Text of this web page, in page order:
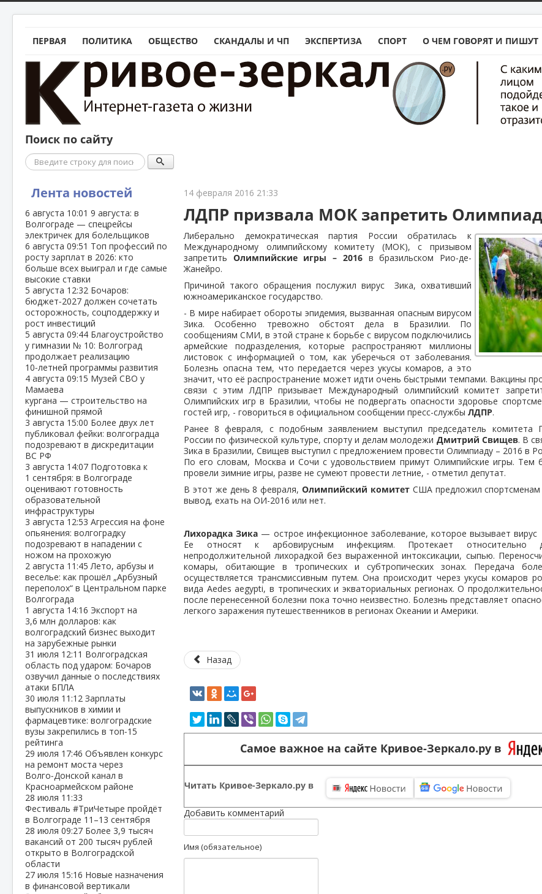
ПЕРВАЯ ПОЛИТИКА ОБЩЕСТВО СКАНДАЛЫ И ЧП ЭКСПЕРТИЗА СПОРТ О ЧЕМ ГОВОРЯТ И ПИШУТ
Поиск по сайту
Поиск
Лента новостей
6 августа 10:01 9 августа: в
Волгограде — спецрейсы
электричек для болельщиков
6 августа 09:51 Топ профессий по
росту зарплат в 2026: кто
больше всех выиграл и где самые
высокие ставки
5 августа 12:32 Бочаров:
бюджет‑2027 должен сочетать
осторожность, соцподдержку и
рост инвестиций
5 августа 09:44 Благоустройство
у гимназии № 10: Волгоград
продолжает реализацию
10‑летней программы развития
4 августа 09:15 Музей СВО у
Мамаева
кургана — строительство на
финишной прямой
3 августа 15:00 Более двух лет
публиковал фейки: волгоградца
подозревают в дискредитации
ВС РФ
3 августа 14:07 Подготовка к
1 сентября: в Волгограде
оценивают готовность
образовательной
инфраструктуры
3 августа 12:53 Агрессия на фоне
опьянения: волгоградку
подозревают в нападении с
ножом на прохожую
2 августа 11:45Лето, арбузы и
веселье: как прошёл „Арбузный
переполох“ в Центральном парке
Волгограда
1 августа 14:16 Экспорт на
3,6 млн долларов: как
волгоградский бизнес выходит
на зарубежные рынки
31 июля 12:11 Волгоградская
область под ударом: Бочаров
озвучил данные о последствиях
атаки БПЛА
30 июля 11:12 Зарплаты
выпускников в химии и
фармацевтике: волгоградские
вузы закрепились в топ‑15
рейтинга
29 июля 17:46 Объявлен конкурс
на ремонт моста через
Волго‑Донской канал в
Красноармейском районе
28 июля 11:33
Фестиваль #ТриЧетыре пройдёт
в Волгограде 11–13 сентября
28 июля 09:27 Более 3,9 тысяч
вакансий от 200 тысяч рублей
открыто в Волгоградской
области
27 июля 15:16 Новые назначения
в финансовой вертикали
14 февраля 2016 21:33
ЛДПР призвала МОК запретить
Либерально демократическая партия России обратилась к
Международному олимпийскому комитету (МОК), с призывом
запретить Олимпийские игры – 2016в бразильском Рио-де-
Жанейро.
Причиной такого обращения послужил вирус Зика, охвативший
южноамериканское государство.
- В мире набирает обороты эпидемия, вызванная опасным вирусом
Зика. Особенно тревожно обстоят дела в Бразилии. По
сообщениям СМИ, в этой стране к борьбе с вирусом подключились
армейские подразделения, которые распространяют миллионы
листовок с информацией о том, как уберечься от заболевания.
Болезнь опасна тем, что передается через укусы комаров, а это
значит, что её распространение может идти очень быстрыми темпами. Вакцины
связи с этим ЛДПР призывает Международный олимпийский комитет
Олимпийских игр в Бразилии, чтобы не подвергать опасности здоровье
гостей игр, - говориться в официальном сообщении пресс-службыЛДПР.
Ранее 8 февраля, с подобным заявлением выступил председатель комитета
России по физической культуре, спорту и делам молодежи Дмитрий Свищев. В
Зика в Бразилии, Свищев выступил с предложением провести Олимпиаду – 2016 в
По его словам, Москва и Сочи с удовольствием примут Олимпийские игры. Тем
провели зимние игры, разве не сумеют провести летние, - отметил депутат.
В этот же день 8 февраля,Олимпийский комитетСША предложил спортсменам
вывод, ехать на ОИ-2016 или нет.
Лихорадка Зика — острое инфекционное заболевание, которое вызывает вирус
Ее относят к арбовирусным инфекциям. Протекает относительно
непродолжительной лихорадкой без выраженной интоксикации, сыпью.
комары, обитающие в тропических и субтропических зонах. Передача
осуществляется трансмиссивным путем. Она происходит через укусы комаров
вида Aedes aegypti, в тропических и экваториальных регионах. О
после перенесенной болезни пока точно неизвестно. Болезнь представляет
легкого заражения путешественников в регионах Океании и Америки.
Назад
Самое важное на сайте Кривое-Зеркало.ру в
Читать Кривое-Зеркало.ру в
Добавить комментарий
Имя (обязательное)